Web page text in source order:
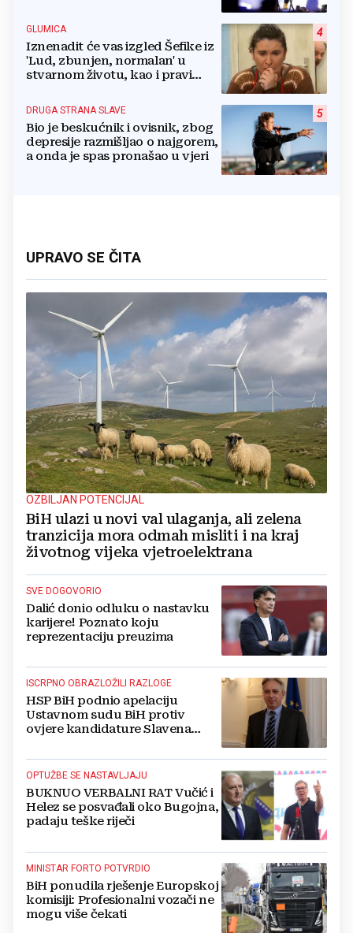
4
GLUMICA
Iznenadit će vas izgled Šefike iz
'Lud, zbunjen, normalan' u
stvarnom životu, kao i pravi
5
DRUGA STRANA SLAVE
Bio je beskućnik i ovisnik, zbog
depresije razmišljao o najgorem,
a onda je spas pronašao u vjeri
UPRAVO SE ČITA
OZBILJAN POTENCIJAL
BiH ulazi u novi val ulaganja, ali zelena
tranzicija mora odmah misliti i na kraj
životnog vijeka vjetroelektrana
SVE DOGOVORIO
Dalić donio odluku o nastavku
karijere! Poznato koju
reprezentaciju preuzima
ISCRPNO OBRAZLOŽILI RAZLOGE
HSP BiH podnio apelaciju
Ustavnom sudu BiH protiv
ovjere kandidature Slavena
OPTUŽBE SE NASTAVLJAJU
BUKNUO VERBALNI RAT Vučić i
Helez se posvađali oko Bugojna,
padaju teške riječi
MINISTAR FORTO POTVRDIO
BiH ponudila rješenje Europskoj
komisiji: Profesionalni vozači ne
mogu više čekati